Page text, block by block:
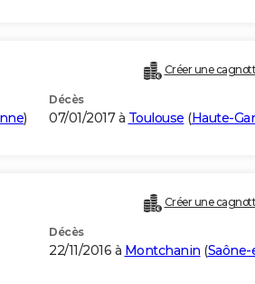
Créer une
)
Décès
07/01/2017 à Toulouse (Haute-
Créer une
Décès
22/11/2016 à Montchanin (